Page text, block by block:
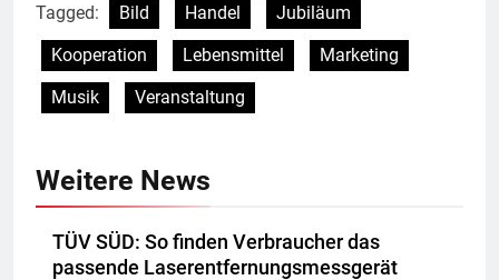
Tagged: Bild Handel
Jubiläum
Kooperation
Lebensmittel
Marketing
Musik
Veranstaltung
Weitere News
TÜV SÜD: So finden Verbraucher das
passende Laserentfernungsmessgerät